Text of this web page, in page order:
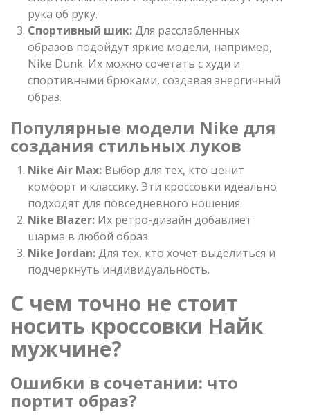
рука об руку.
Спортивный шик:Для расслабленных
образов подойдут яркие модели, например,
Nike Dunk. Их можно сочетать с худи и
спортивными брюками, создавая энергичный
образ.
Популярные модели Nike для
создания стильных луков
Nike Air Max: Выбор для тех, кто ценит
комфорт и классику. Эти кроссовки идеально
подходят для повседневного ношения.
Nike Blazer: Их ретро-дизайн добавляет
шарма в любой образ.
Nike Jordan:Для тех, кто хочет выделиться и
подчеркнуть индивидуальность.
С чем точно не стоит
носить кроссовки Найк
мужчине?
Ошибки в сочетании: что
портит образ?